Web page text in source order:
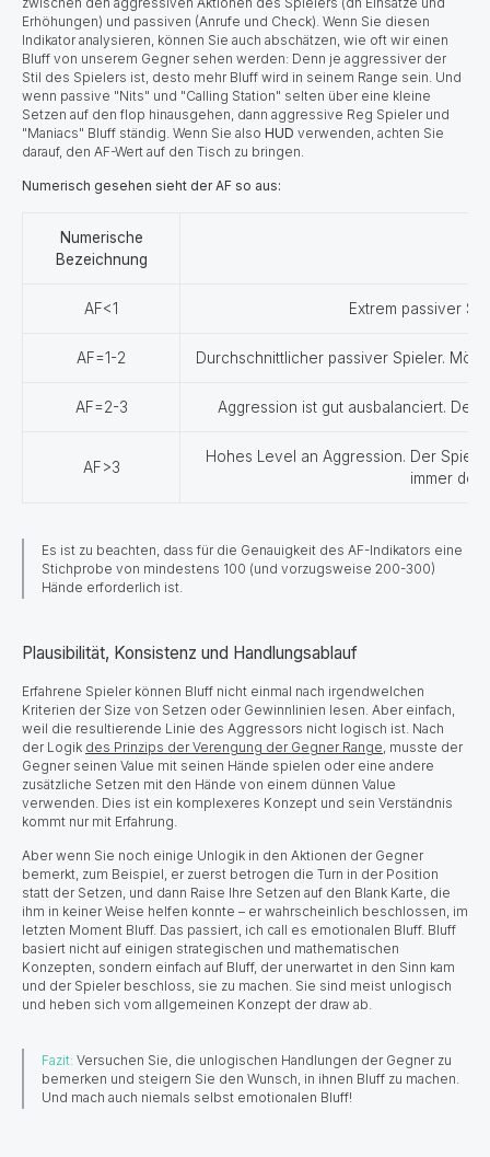
Erhöhungen) und passiven (Anrufe und Check). Wenn Sie diesen
Indikator analysieren, können Sie auch abschätzen, wie oft wir einen
Bluff von unserem Gegner sehen werden: Denn je aggressiver der
Stil des Spielers ist, desto mehr Bluff wird in seinem Range sein. Und
wenn passive "Nits" und "Calling Station" selten über eine kleine
Setzen auf den flop hinausgehen, dann aggressive Reg Spieler und
"Maniacs" Bluff ständig. Wenn Sie also HUD verwenden, achten Sie
darauf, den AF-Wert auf den Tisch zu bringen.
Numerisch gesehen sieht der AF so aus:
Numerische
Bezeichnung
AF<1 Extrem passiver
AF=1-2 Durchschnittlicher passiver Spieler.
AF=2-3 Aggression ist gut ausbalanciert. Der
AF>3
Hohes Level an Aggression. Der
immer
Es ist zu beachten, dass für die Genauigkeit des AF-Indikators eine
Stichprobe von mindestens 100 (und vorzugsweise 200-300)
Hände erforderlich ist.
Plausibilität, Konsistenz und Handlungsablauf
Erfahrene Spieler können Bluff nicht einmal nach irgendwelchen
Kriterien der Size von Setzen oder Gewinnlinien lesen. Aber einfach,
weil die resultierende Linie des Aggressors nicht logisch ist. Nach
der Logik des Prinzips der Verengung der Gegner Range , musste der
Gegner seinen Value mit seinen Hände spielen oder eine andere
zusätzliche Setzen mit den Hände von einem dünnen Value
verwenden. Dies ist ein komplexeres Konzept und sein Verständnis
kommt nur mit Erfahrung.
Aber wenn Sie noch einige Unlogik in den Aktionen der Gegner
bemerkt, zum Beispiel, er zuerst betrogen die Turn in der Position
statt der Setzen, und dann Raise Ihre Setzen auf den Blank Karte, die
ihm in keiner Weise helfen konnte – er wahrscheinlich beschlossen, im
letzten Moment Bluff. Das passiert, ich call es emotionalen Bluff. Bluff
basiert nicht auf einigen strategischen und mathematischen
Konzepten, sondern einfach auf Bluff, der unerwartet in den Sinn kam
und der Spieler beschloss, sie zu machen. Sie sind meist unlogisch
und heben sich vom allgemeinen Konzept der draw ab.
Fazit: Versuchen Sie, die unlogischen Handlungen der Gegner zu
bemerken und steigern Sie den Wunsch, in ihnen Bluff zu machen.
Und mach auch niemals selbst emotionalen Bluff!